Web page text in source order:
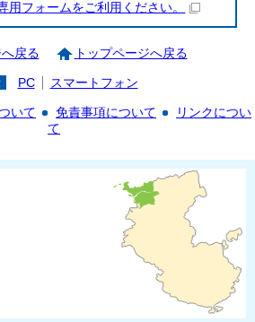
用フォームをご利用ください。
戻る トップページへ戻る
PC スマートフォン
いて 免責事項について
リンクについ
て